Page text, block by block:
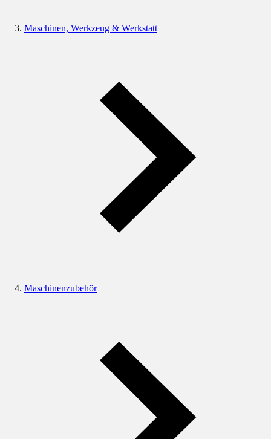
Maschinen, Werkzeug & Werkstatt
Maschinenzubehör